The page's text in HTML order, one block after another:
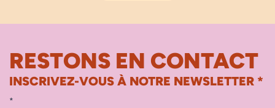
RESTONS EN CONTACT
INSCRIVEZ-VOUS À NOTRE NEWSLETTER *
*